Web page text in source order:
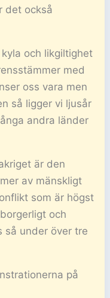
det också
och likgiltighet
med
oss vara men
så ligger vi ljusår
andra länder
är den
av mänskligt
som är högst
och
så under över tre
på